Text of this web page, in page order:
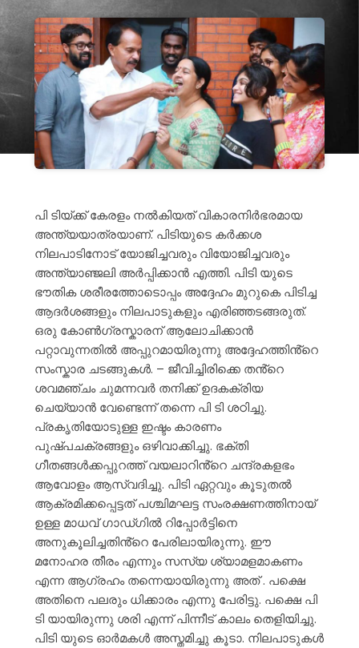
പി ടിയ്ക്ക് കേരളം നൽകിയത് വികാരനിർഭരമായ
അന്ത്യയാത്രയാണ്. പിടിയുടെ കർക്കശ
നിലപാടിനോട് യോജിച്ചവരും വിയോജിച്ചവരും
അന്ത്യാഞ്ജലി അർപ്പിക്കാൻ എത്തി. പിടി യുടെ
ഭൗതിക ശരീരത്തോടൊപ്പം അദ്ദേഹം മുറുകെ പിടിച്ച
ആദർശങ്ങളും നിലപാടുകളും എരിഞ്ഞടങ്ങരുത്.
ഒരു കോൺഗ്രസ്കാരന് ആലോചിക്കാൻ
പറ്റാവുന്നതിൽ അപ്പുറമായിരുന്നു അദ്ദേഹത്തിൻ്റെ
സംസ്കാര ചടങ്ങുകൾ. – ജീവിച്ചിരിക്കെ തൻ്റെ
ശവമഞ്ചം ചുമന്നവർ തനിക്ക് ഉദകക്രിയ
ചെയ്യാൻ വേണ്ടെന്ന് തന്നെ പി ടി ശഠിച്ചു.
പ്രകൃതിയോടുള്ള ഇഷ്ടം കാരണം
പുഷ്പചക്രങ്ങളും ഒഴിവാക്കിച്ചു. ഭക്തി
ഗീതങ്ങൾക്കപ്പുറത്ത് വയലാറിൻ്റെ ചന്ദ്രകളഭം
ആവോളം ആസ്വദിച്ചു. പിടി ഏറ്റവും കൂടുതൽ
ആക്രമിക്കപ്പെട്ടത് പശ്ചിമഘട്ട സംരക്ഷണത്തിനായ്
ഉള്ള മാധവ് ഗാഡ്ഗിൽ റിപ്പോർട്ടിനെ
അനുകൂലിച്ചതിൻ്റെ പേരിലായിരുന്നു. ഈ
മനോഹര തീരം എന്നും സസ്യ ശ്യാമളമാകണം
എന്ന ആഗ്രഹം തന്നെയായിരുന്നു അത് . പക്ഷെ
അതിനെ പലരും ധിക്കാരം എന്നു പേരിട്ടു. പക്ഷെ പി
ടി യായിരുന്നു ശരി എന്ന് പിന്നീട് കാലം തെളിയിച്ചു.
പിടി യുടെ ഓർമകൾ അസ്തമിച്ചു കൂടാ. നിലപാടുകൾ